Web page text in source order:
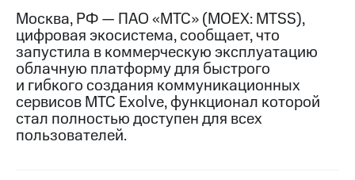
Контакты
Медиа-центр
Пресс-
релизы
МТС
о технологиях
Москва, РФ — ПАО «МТС» (MOEX: MTSS),
цифровая экосистема, сообщает, что
запустила в коммерческую эксплуатацию
облачную платформу для быстрого
и гибкого создания коммуникационных
сервисов МТС Exolve, функционал которой
стал полностью доступен для всех
пользователей.